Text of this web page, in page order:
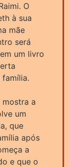
O
à sua
mãe
será
um livro
mostra a
um
que
após
a
e que o